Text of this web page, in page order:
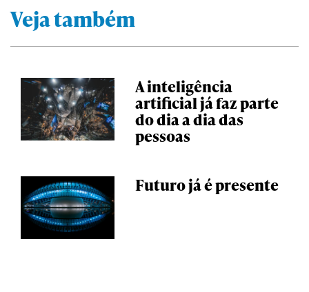
Veja também
A inteligência
artificial já faz parte
do dia a dia das
pessoas
Futuro já é presente